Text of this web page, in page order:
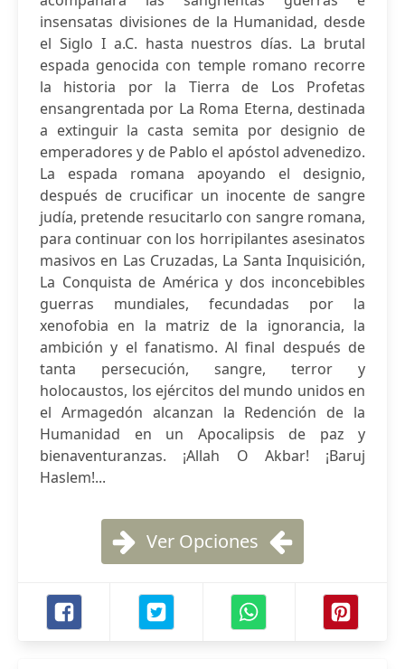
insensatas divisiones de la Humanidad, desde
el Siglo I a.C. hasta nuestros días. La brutal
espada genocida con temple romano recorre
la historia por la Tierra de Los Profetas
ensangrentada por La Roma Eterna, destinada
a extinguir la casta semita por designio de
emperadores y de Pablo el apóstol advenedizo.
La espada romana apoyando el designio,
después de crucificar un inocente de sangre
judía, pretende resucitarlo con sangre romana,
para continuar con los horripilantes asesinatos
masivos en Las Cruzadas, La Santa Inquisición,
La Conquista de América y dos inconcebibles
guerras mundiales, fecundadas por la
xenofobia en la matriz de la ignorancia, la
ambición y el fanatismo. Al final después de
tanta persecución, sangre, terror y
holocaustos, los ejércitos del mundo unidos en
el Armagedón alcanzan la Redención de la
Humanidad en un Apocalipsis de paz y
bienaventuranzas. ¡Allah O Akbar! ¡Baruj
Haslem!...
Ver Opciones